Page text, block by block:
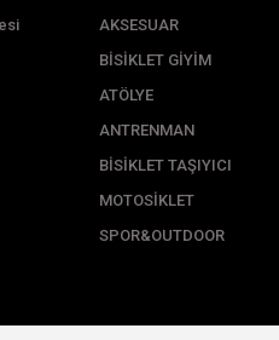
AKSESUAR
BİSİKLET GİYİM
ATÖLYE
ANTRENMAN
BİSİKLET TAŞIYICI
MOTOSİKLET
SPOR&OUTDOOR